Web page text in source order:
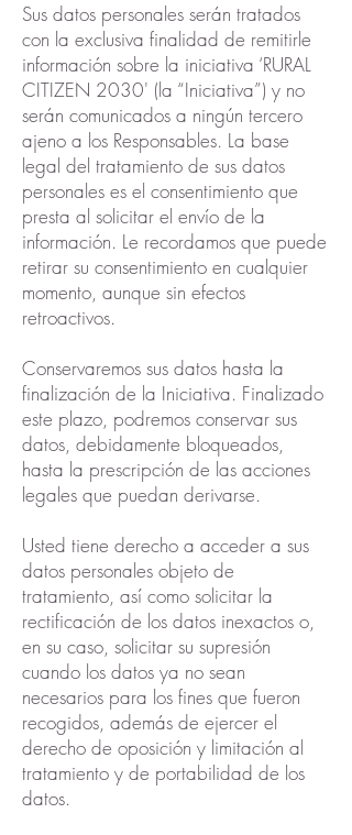
Sus datos personales serán tratados
con la exclusiva finalidad de remitirle
información sobre la iniciativa ‘RURAL
CITIZEN 2030' (la “Iniciativa”) y no
serán comunicados a ningún tercero
ajeno a los Responsables. La base
legal del tratamiento de sus datos
personales es el consentimiento que
presta al solicitar el envío de la
información. Le recordamos que puede
retirar su consentimiento en cualquier
momento, aunque sin efectos
retroactivos.
Conservaremos sus datos hasta la
finalización de la Iniciativa. Finalizado
este plazo, podremos conservar sus
datos, debidamente bloqueados,
hasta la prescripción de las acciones
legales que puedan derivarse.
Usted tiene derecho a acceder a sus
datos personales objeto de
tratamiento, así como solicitar la
rectificación de los datos inexactos o,
en su caso, solicitar su supresión
cuando los datos ya no sean
necesarios para los fines que fueron
recogidos, además de ejercer el
derecho de oposición y limitación al
tratamiento y de portabilidad de los
datos.